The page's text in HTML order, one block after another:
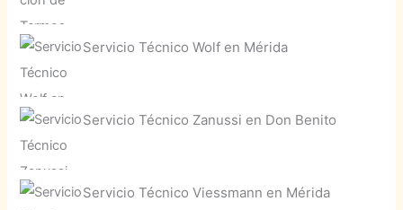
Servicio Técnico Wolf en Mérida
Servicio Técnico Zanussi en Don Benito
Servicio Técnico Viessmann en Mérida